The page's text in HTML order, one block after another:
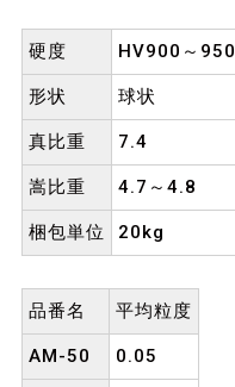
硬度 HV900～950
形状 球状
真比重 7.4
嵩比重 4.7～4.8
梱包単位 20kg
品番名 平均粒度
AM-50 0.05